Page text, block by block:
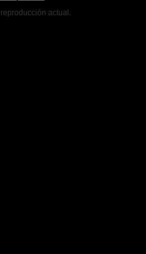
actual.